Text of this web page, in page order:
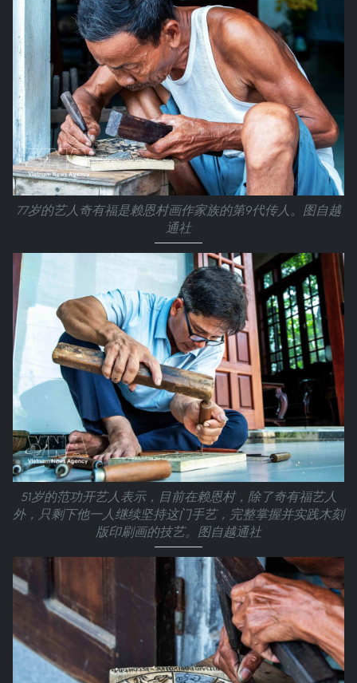
77岁的艺人奇有福是赖恩村画作家族的第9代传人。图自越
通社
51岁的范功开艺人表示，目前在赖恩村，除了奇有福艺人
外，只剩下他一人继续坚持这门手艺，完整掌握并实践木刻
版印刷画的技艺。图自越通社